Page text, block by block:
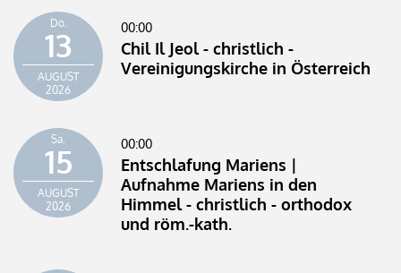
Do.
13
AUGUST
2026
00:00
Chil Il Jeol - christlich -
Vereinigungskirche in Österreich
Sa.
15
AUGUST
2026
00:00
Entschlafung Mariens |
Aufnahme Mariens in den
Himmel - christlich - orthodox
und röm.-kath.